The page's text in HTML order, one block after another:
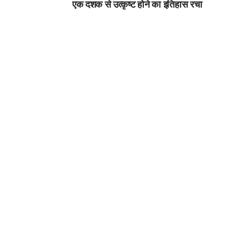
एक दशक से उत्कृष्ट होने का इतिहास रचा